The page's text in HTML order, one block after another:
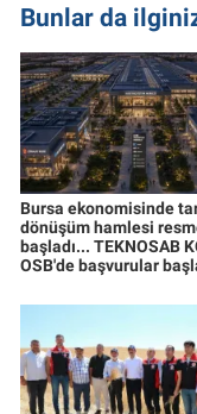
Bunlar da
Bursa ekonomisinde
dönüşüm hamlesi
başladı... TEKNOSAB
OSB'de başvurular